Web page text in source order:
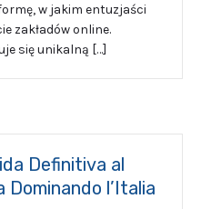
w jakim entuzjaści
zakładów online.
się unikalną […]
Definitiva al
Dominando l’Italia